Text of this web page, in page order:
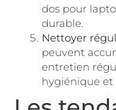
dos pour
durable.
Nettoyer
peuvent
entretien
hygiénique et